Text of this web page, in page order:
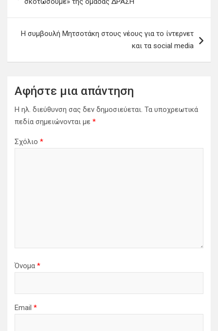
η
Η συμβουλή Μητσοτάκη στους νέους για το ίντερνετ
και τα social media
Αφήστε μια απάντηση
Η ηλ. διεύθυνση σας δεν δημοσιεύεται. Τα υποχρεωτικά
πεδία σημειώνονται με *
Σχόλιο *
Όνομα *
Email *